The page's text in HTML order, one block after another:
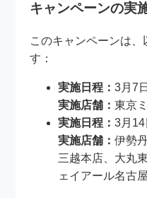
キャンペーンの実
このキャンペーンは、
す：
実施日程：3月7
実施店舗：東京
実施日程：3月14
実施店舗：伊勢
三越本店、大丸
ェイアール名古